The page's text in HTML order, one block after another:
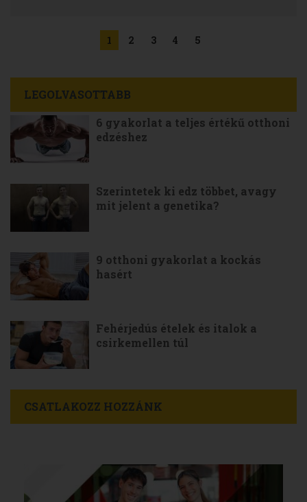
1 2 3 4 5
LEGOLVASOTTABB
6 gyakorlat a teljes értékű otthoni
edzéshez
Szerintetek ki edz többet, avagy
mit jelent a genetika?
9 otthoni gyakorlat a kockás
hasért
Fehérjedús ételek és italok a
csirkemellen túl
CSATLAKOZZ HOZZÁNK